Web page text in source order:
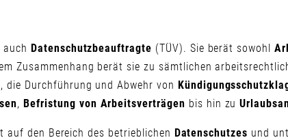
auch Datenschutzbeauftragte (TÜV). Sie berät sowohl
Zusammenhang berät sie zu sämtlichen
, die Durchführung und Abwehr von
, Befristung von Arbeitsverträgen bis hin zu
den Bereich des betrieblichen Datenschutzes und